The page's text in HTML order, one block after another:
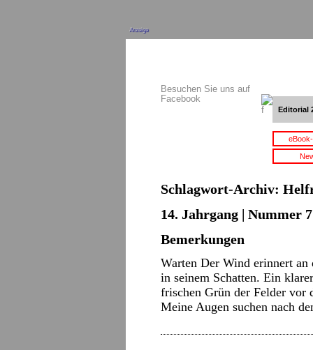
Anzeige
Besuchen Sie uns auf
Facebook
Editorial
Schlagwort-Archiv:
14. Jahrgang | Nummer
Bemerkungen
Warten Der Wind erinnert an
in seinem Schatten. Ein
frischen Grün der Felder vor
Meine Augen suchen nach